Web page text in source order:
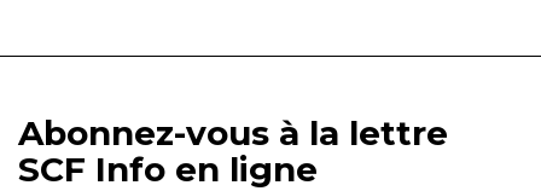
Abonnez-vous à la lettre
SCF Info en ligne